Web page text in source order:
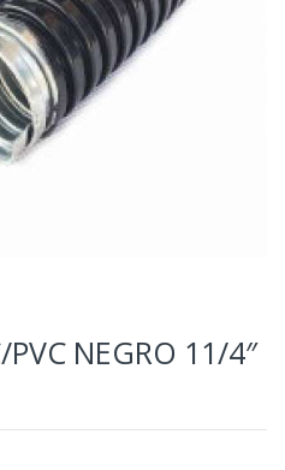
NEGRO 11/4″